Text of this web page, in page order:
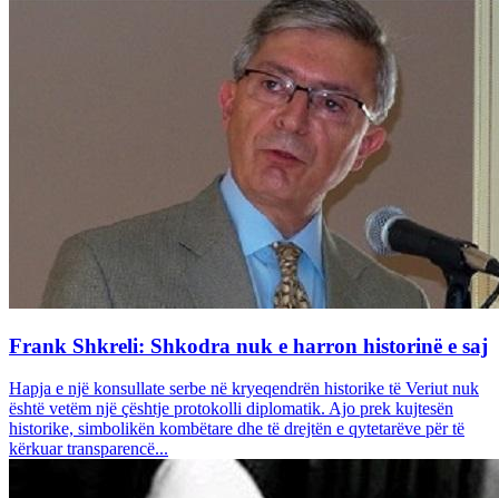
Frank Shkreli: Shkodra nuk e harron historinë e saj
Hapja e një konsullate serbe në kryeqendrën historike të Veriut nuk
është vetëm një çështje protokolli diplomatik. Ajo prek kujtesën
historike, simbolikën kombëtare dhe të drejtën e qytetarëve për të
kërkuar transparencë...